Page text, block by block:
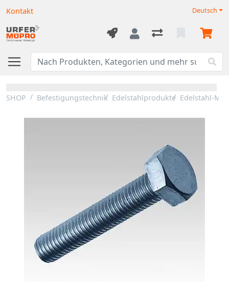
Kontakt Deutsch
SHOP Befestigungstechnik Edelstahlprodukte Edelstahl-